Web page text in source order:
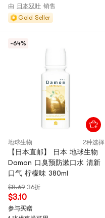
由 日本双叶 销售
Gold Seller
-64%
地球生物 2种选择
【日本直邮】 日本 地球生物
Damon 口臭预防漱口水 清新
口气 柠檬味 380ml
$8.69 36折
$3.10
参与买赠